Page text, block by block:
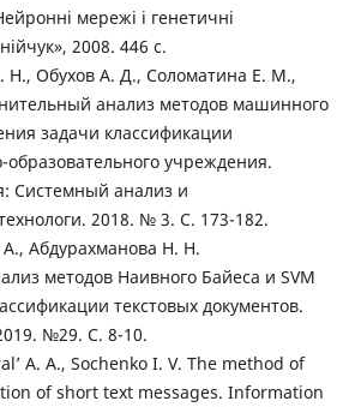
мережі і генетичні
2008. 446 с.
Н., Обухов А. Д., Соломатина Е. М.,
анализ методов машинного
задачи классификации
образовательного учреждения.
Системный анализ и
2018. № 3. С. 173-182.
Абдурахманова Н. Н.
методов Наивного Байеса и SVM
текстовых документов.
№29. С. 8-10.
А. А., Sochenko I. V. The method of
of short text messages. Information